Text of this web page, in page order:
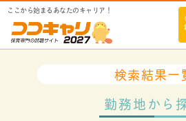
ここから始まるあなたのキャリア！
検索結果一
勤務地から